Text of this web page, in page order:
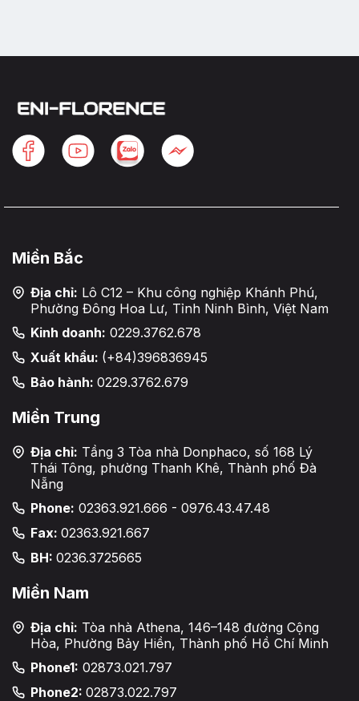
Miền Bắc
Địa chỉ: Lô C12 – Khu công nghiệp Khánh Phú,
Phường Đông Hoa Lư, Tỉnh Ninh Bình, Việt Nam
Kinh doanh: 0229.3762.678
Xuất khẩu: (+84)396836945
Bảo hành: 0229.3762.679
Miền Trung
Địa chỉ: Tầng 3 Tòa nhà Donphaco, số 168 Lý
Thái Tông, phường Thanh Khê, Thành phố Đà
Nẵng
Phone: 02363.921.666 - 0976.43.47.48
Fax: 02363.921.667
BH: 0236.3725665
Miền Nam
Địa chỉ: Tòa nhà Athena, 146–148 đường Cộng
Hòa, Phường Bảy Hiền, Thành phố Hồ Chí Minh
Phone1: 02873.021.797
Phone2: 02873.022.797